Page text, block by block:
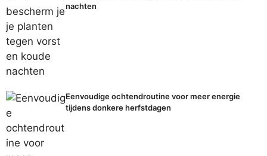
nachten
Eenvoudige ochtendroutine voor meer energie
tijdens donkere herfstdagen